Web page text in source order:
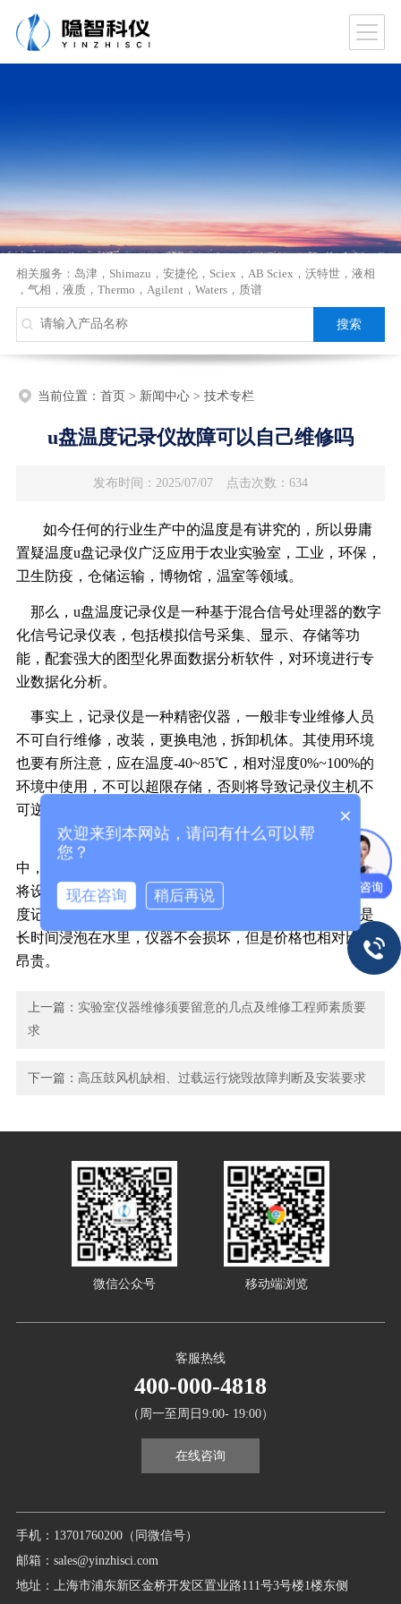
相关服务： 岛津， Shimazu ， 安捷伦， Sciex ， AB Sciex ， 沃特世， 液相
， 气相 ， 液质， Thermo ， Agilent ， Waters， 质谱
当前位置： 首页> 新闻中心> 技术专栏
u盘温度记录仪故障可以自己维修吗
发布时间：2025/07/07 点击次数：634
如今任何的行业生产中的温度是有讲究的，所以毋庸
置疑温度u盘记录仪广泛应用于农业实验室，工业，环保，
卫生防疫，仓储运输，博物馆，温室等领域。
那么，u盘温度记录仪是一种基于混合信号处理器的数字
化信号记录仪表，包括模拟信号采集、显示、存储等功
能，配套强大的图型化界面数据分析软件，对环境进行专
业数据化分析。
事实上，记录仪是一种精密仪器，一般非专业维修人员
不可自行维修，改装，更换电池，拆卸机体。其使用环境
也要有所注意，应在温度-40~85℃，相对湿度0%~100%的
环境中使用，不可以超限存储，否则将导致记录仪主机不
可逆转性损坏。
市面上，温度记录仪一般不防水，如遇到带电掉入水
中，应立即切断外部供电，使用电池时应立即取出电池，
将设备返回经销商或原厂做检测维修。当然有些高档的温
度记录仪，具有防潮功能，防水等级也比较高，如果不是
长时间浸泡在水里，仪器不会损坏，但是价格也相对比较
昂贵。
上一篇： 实验室仪器维修须要留意的几点及维修工程师素质要
求
下一篇： 高压鼓风机缺相、过载运行烧毁故障判断及安装要求
手机：13701760200（同微信号）
邮箱：sales@yinzhisci.com
地址：上海市浦东新区金桥开发区置业路111号3号楼1楼东侧
客服热线
400-000-4818
（周一至周日9:00- 19:00）
在线咨询
微信公众号 移动端浏览
×
欢迎来到本网站，请问有什么可以帮
您？
现在咨询 稍后再说